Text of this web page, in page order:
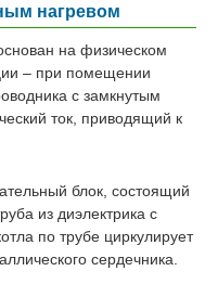
нагревом
на физическом
– при помещении
с замкнутым
ток, приводящий к
блок, состоящий
из диэлектрика с
по трубе циркулирует
сердечника.